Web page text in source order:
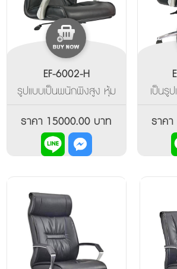
EF-6002-H
รูปแบบเป็นพนักพิงสูง หุ้ม
และล็อคระดับแต่ละชั้นที่
เลือกเอนได้ มีที่ท้าวแขนเป็น
โครงสร้าง PP สีบรอนซ์เงิน
แบบเฉพาะ ปรับระดับสูงต่ำ
ด้วยไฮโดรลิค ขาห้าแฉกเป็น
อลูมิเนียมอัลลอยด์ฉีดขึ้น
รูป
ราคา 15000.00 บาท
เป็นรู
ออกแ
ด้าน
เป็นโ
มิเนีย
ราค